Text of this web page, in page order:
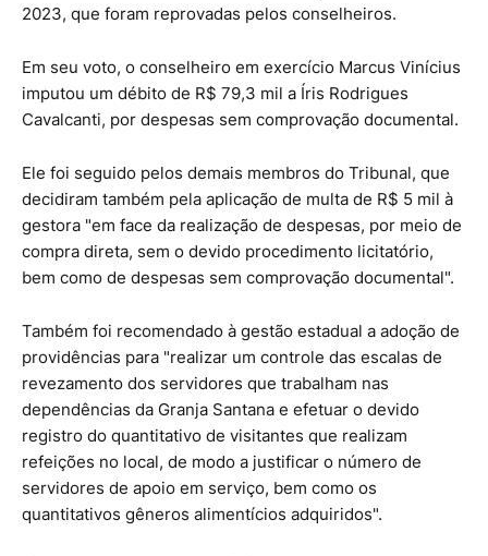
2023, que foram reprovadas pelos conselheiros.
Em seu voto, o conselheiro em exercício Marcus Vinícius
imputou um débito de R$ 79,3 mil a Íris Rodrigues
Cavalcanti, por despesas sem comprovação documental.
Ele foi seguido pelos demais membros do Tribunal, que
decidiram também pela aplicação de multa de R$ 5 mil à
gestora "em face da realização de despesas, por meio de
compra direta, sem o devido procedimento licitatório,
bem como de despesas sem comprovação documental".
Também foi recomendado à gestão estadual a adoção de
providências para "realizar um controle das escalas de
revezamento dos servidores que trabalham nas
dependências da Granja Santana e efetuar o devido
registro do quantitativo de visitantes que realizam
refeições no local, de modo a justificar o número de
servidores de apoio em serviço, bem como os
quantitativos gêneros alimentícios adquiridos".